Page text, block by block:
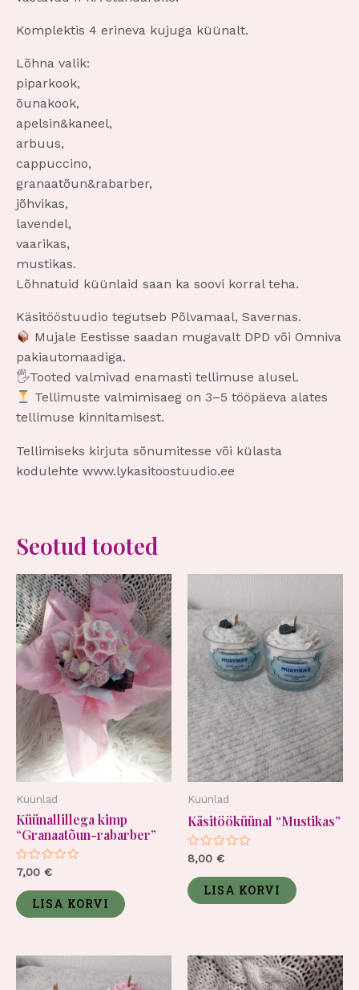
Komplektis 4 erineva kujuga küünalt.
Lõhna valik:
piparkook,
õunakook,
apelsin&kaneel,
arbuus,
cappuccino,
granaatõun&rabarber,
jõhvikas,
lavendel,
vaarikas,
mustikas.
Lõhnatuid küünlaid saan ka soovi korral teha.
Käsitööstuudio tegutseb Põlvamaal, Savernas.
Mujale Eestisse saadan mugavalt DPD või Omniva
pakiautomaadiga.
🖐️Tooted valmivad enamasti tellimuse alusel.
Tellimuste valmimisaeg on 3–5 tööpäeva alates
tellimuse kinnitamisest.
Tellimiseks kirjuta sõnumitesse või külasta
kodulehte www.lykasitoostuudio.ee
Seotud tooted
Küünlad
Küünallillega kimp
“Granaatõun-rabarber”
Hinnanguga
5
7,00 €
LISA KORVI
Küünlad
Käsitööküünal “Mustikas”
Hinnanguga
5
8,00 €
LISA KORVI